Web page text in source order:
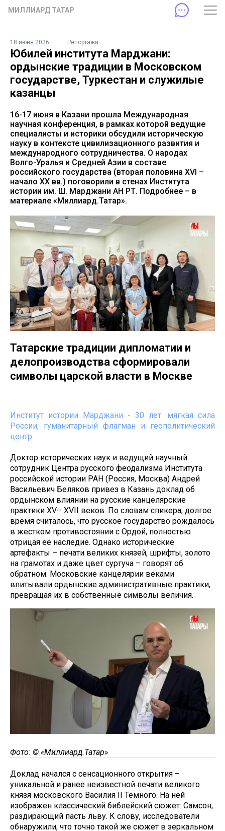
МИЛЛИАРД ТАТАР
18 июня 2026 Репортажи
Юбилей института Марджани:
ордынские традиции в Московском
государстве, Туркестан и служилые
казанцы
16-17 июня в Казани прошла Международная
научная конференция, в рамках которой ведущие
специалисты и историки обсудили историческую
науку в контексте цивилизационного развития и
международного сотрудничества. О народах
Волго-Уралья и Средней Азии в составе
российского государства (вторая половина XVI –
начало ХХ вв.) поговорили в стенах Института
истории им. Ш. Марджани АН РТ. Подробнее – в
материале «Миллиард.Татар».
Татарские традиции дипломатии и
делопроизводства сформировали
символы царской власти в Москве
Институт истории Марджани - 30 лет: мягкая сила
России, гуманитарный флагман и геополитический
центр
Доктор исторических наук и ведущий научный
сотрудник Центра русского феодализма Института
российской истории РАН (Россия, Москва) Андрей
Васильевич Беляков привез в Казань доклад об
ордынском влиянии на русские канцелярские
практики XV– XVII веков. По словам спикера, долгое
время считалось, что русское государство рождалось
в жестком противостоянии с Ордой, полностью
отрицая её наследие. Однако исторические
артефакты – печати великих князей, шрифты, золото
на грамотах и даже цвет сургуча – говорят об
обратном. Московские канцелярии веками
впитывали ордынские административные практики,
превращая их в собственные символы величия.
Фото: © «Миллиард.Татар»
Доклад начался с сенсационного открытия –
уникальной и ранее неизвестной печати великого
князя московского Василия II Тёмного. На ней
изображен классический библейский сюжет: Самсон,
раздирающий пасть льву. К слову, исследователи
обнаружили, что точно такой же сюжет в зеркальном